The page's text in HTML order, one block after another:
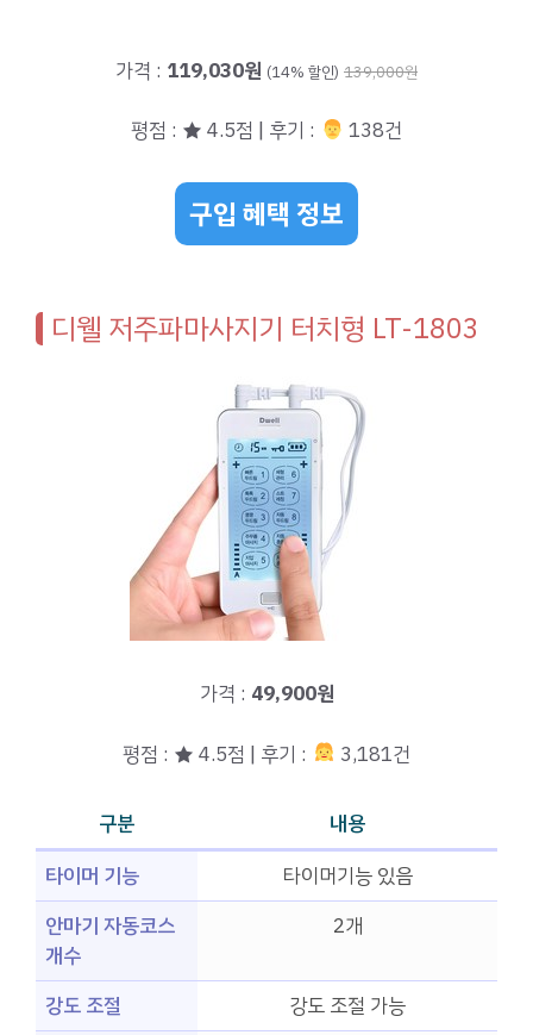
가격 : 119,030원 (14% 할인) 139,000원
평점 : ★ 4.5점 | 후기 : ‍‍ 138건
구입 혜택 정보
디웰 저주파마사지기 터치형 LT-1803
가격 : 49,900원
평점 : ★ 4.5점 | 후기 : 3,181건
구분
내용
타이머 기능
타이머기능 있음
안마기 자동코스
개수
2개
강도 조절
강도 조절 가능